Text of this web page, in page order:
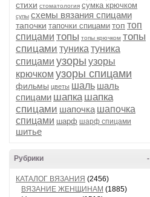
стихи стоматология сумка крючком
супы схемы вязания спицами
тапочки тапочки спицами топ топ
спицами топы топы крючком топы
спицами туника туника
спицами узоры узоры
крючком узоры спицами
фильмы цветы шаль шаль
спицами шапка шапка
спицами шапочка шапочка
спицами шарф шарф спицами
шитье
-
Рубрики
КАТАЛОГ ВЯЗАНИЯ (2456)
ВЯЗАНИЕ ЖЕНЩИНАМ (1885)